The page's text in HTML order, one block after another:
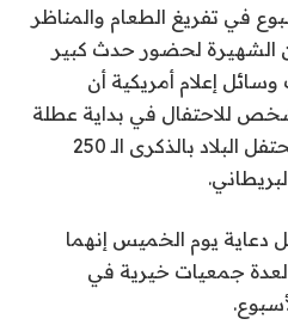
في تفريغ الطعام والمناظر
الشهيرة لحضور حدث كبير
إعلام أمريكية أن
للاحتفال في بداية عطلة
نهاية أسبوع طويلة عندما تحتفل البلاد بالذكرى الـ 250
دعاية يوم الخميس إنهما
دولار لعدة جمعيات خيرية في